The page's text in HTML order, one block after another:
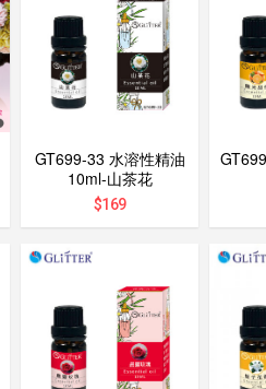
GT699-33 水溶性精油
10ml-山茶花
$169